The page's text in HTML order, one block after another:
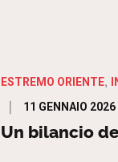
ESTREMO ORIENTE
Posted
on
11 GENNAIO 2026
Un bilancio